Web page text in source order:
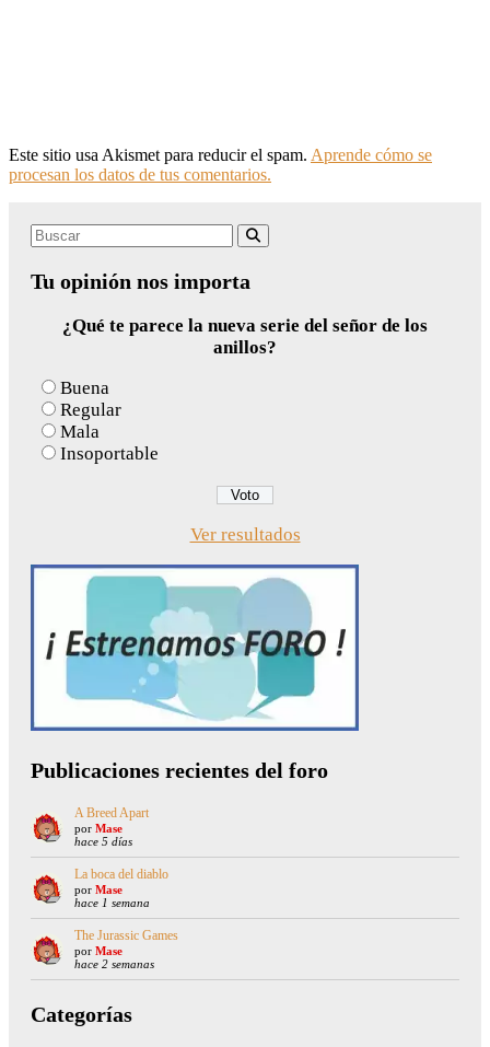
Este sitio usa Akismet para reducir el spam. Aprende cómo se
procesan los datos de tus comentarios.
Search
Tu opinión nos importa
¿Qué te parece la nueva serie del señor de los
anillos?
Buena
Regular
Mala
Insoportable
Ver resultados
Publicaciones recientes del foro
A Breed Apart
por Mase
hace 5 días
La boca del diablo
por Mase
hace 1 semana
The Jurassic Games
por Mase
hace 2 semanas
Categorías